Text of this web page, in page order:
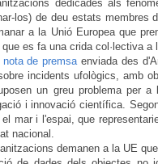
dedicades als
los) de deu estats membres
a la Unió Europea que
que es fa una crida col·lectiva
nota de premsa enviada des
incidents ufològics, amb
un greu problema per
i innovació científica.
mar i l'espai, que
nacional.
demanen a la UE